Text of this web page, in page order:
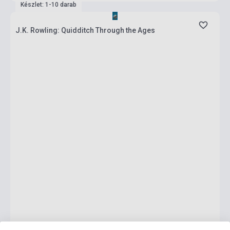
Készlet: 1-10 darab
J.K. Rowling: Quidditch Through the Ages